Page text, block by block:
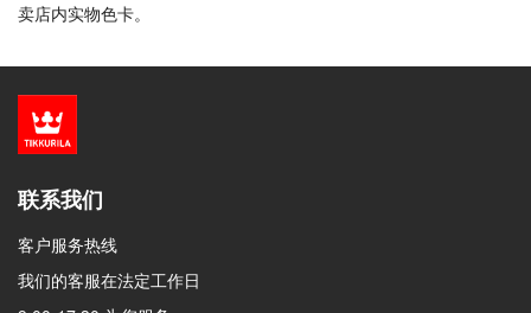
卖店内实物色卡。
联系我们
客户服务热线
我们的客服在法定工作日